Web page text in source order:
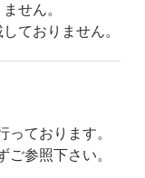
せん。
ておりません。
っております。
ご参照下さい。